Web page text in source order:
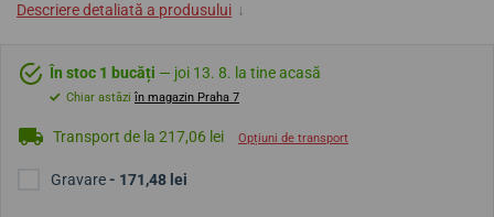
Descriere detaliată a produsului ↓
În stoc 1 bucăți — joi 13. 8. la tine acasă
Chiar astăzi în magazin Praha 7
Transport de la 217,06 lei Opțiuni de transport
Gravare- 171,48 lei